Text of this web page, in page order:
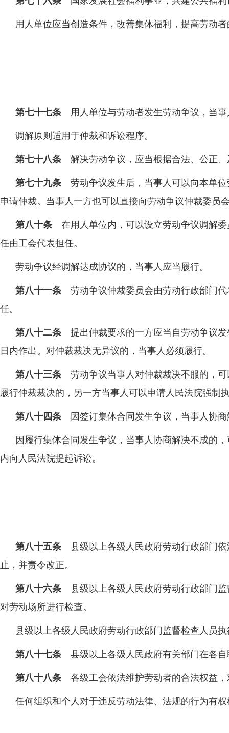
用人单位应当创造条件，改善集体福利，提高劳动
第七十七条 用人单位与劳动者发生劳动争议，当
调解原则适用于仲裁和诉讼程序。
第七十八条 解决劳动争议，应当根据合法、公正
第七十九条 劳动争议发生后，当事人可以向本单
申请仲裁。当事人一方也可以直接向劳动争议仲裁委员
第八十条 在用人单位内，可以设立劳动争议调解
任由工会代表担任。
劳动争议经调解达成协议的，当事人应当履行。
第八十一条 劳动争议仲裁委员会由劳动行政部门
任。
第八十二条 提出仲裁要求的一方应当自劳动争议
日内作出。对仲裁裁决无异议的，当事人必须履行。
第八十三条 劳动争议当事人对仲裁裁决不服的，
履行仲裁裁决的，另一方当事人可以申请人民法院强制
第八十四条 因签订集体合同发生争议，当事人协
因履行集体合同发生争议，当事人协商解决不成的
内向人民法院提起诉讼。
第八十五条 县级以上各级人民政府劳动行政部门
止，并责令改正。
第八十六条 县级以上各级人民政府劳动行政部门
对劳动场所进行检查。
县级以上各级人民政府劳动行政部门监督检查人员
第八十七条 县级以上各级人民政府有关部门在各
第八十八条 各级工会依法维护劳动者的合法权益
任何组织和个人对于违反劳动法律、法规的行为有